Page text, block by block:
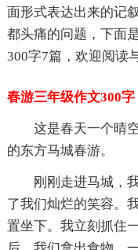
面形式表达出来的记
都头痛的问题，下面
300字7篇，欢迎阅读
春游三年级作文300字
这是春天一个晴
的东方马城春游。
刚刚走进马城，
了我们灿烂的笑容。
置坐下。我立刻抓住